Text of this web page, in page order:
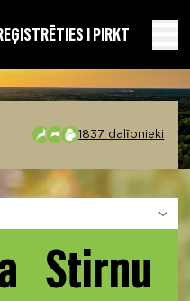
I PIRKT
1837 dalībnieki
Stirnu